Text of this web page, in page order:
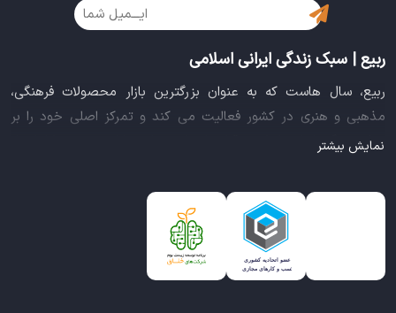
ربیع | سبک زندگی ایرانی اسلامی
ربیع، سال هاست که به عنوان بزرگترین بازار محصولات فرهنگی،
مذهبی و هنری در کشور فعالیت می کند و تمرکز اصلی خود را بر
سبک زندگی ایرانی اسلامی قرار داده است. این بازار مجموعه کاملی از
شما را برای خرید اینترنتی کالاهای فرهنگی، مذهبی و هنری برآورده
ایده خلاقانه عرضه محصولات فرهنگی در بستر اینترنت باعث شد تا
ربیع، علاوه بر داشتن نماد اعتماد الکترونیکی و مجوز سازمان صنفی
نمایش بیشتر